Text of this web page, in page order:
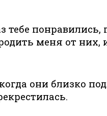
понравились,
меня от них,
они близко